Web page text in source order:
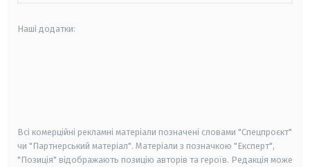
Наші додатки:
Всі комерційні рекламні матеріали позначені словами "Спецпроєкт"
чи "Партнерський матеріал". Матеріали з позначкою "Експерт",
"Позиція" відображають позицію авторів та героїв. Редакція може